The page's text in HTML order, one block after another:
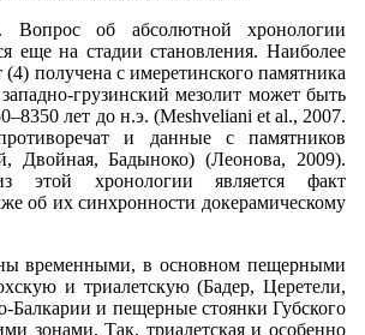
. Вопрос об абсолютной хронологии
еще на стадии становления. Наиболее
(4) получена с имеретинского памятника
грузинский мезолит может быть
лет до н.э. (Meshveliani et al., 2007.
и данные с памятников
Двойная, Бадыноко) (Леонова, 2009).
этой хронологии является факт
об их синхронности докерамическому
временными, в основном пещерными
и триалетскую (Бадер, Церетели,
Балкарии и пещерные стоянки Губского
зонами. Так, триалетская и особенно